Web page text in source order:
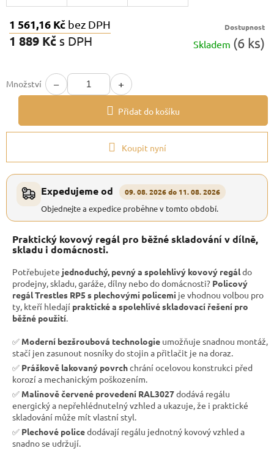
1 561,16 Kč bez DPH
1 889 Kč s DPH
Dostupnost
Skladem (6 ks)
Množství − +
Přidat do košíku
Koupit nyní
Expedujeme od 09. 08. 2026 do 11. 08. 2026
Objednejte a expedice proběhne v tomto období.
Praktický kovový regál pro běžné skladování v dílně,
skladu i domácnosti.
Potřebujete jednoduchý, pevný a spolehlivý kovový regáldo
prodejny, skladu, garáže, dílny nebo do domácnosti? Policový
regál Trestles RP5 s plechovými policemi je vhodnou volbou pro
ty, kteří hledají praktické a spolehlivé skladovací řešení pro
běžné použití.
✅ Moderní bezšroubová technologie umožňuje snadnou montáž,
stačí jen zasunout nosníky do stojin a přitlačit je na doraz.
✅ Práškově lakovaný povrchchrání ocelovou konstrukci před
korozí a mechanickým poškozením.
✅ Malinově červené provedení RAL3027dodává regálu
energický a nepřehlédnutelný vzhled a ukazuje, že i praktické
skladování může mít vlastní styl.
✅ Plechové policedodávají regálu jednotný kovový vzhled a
snadno se udržují.